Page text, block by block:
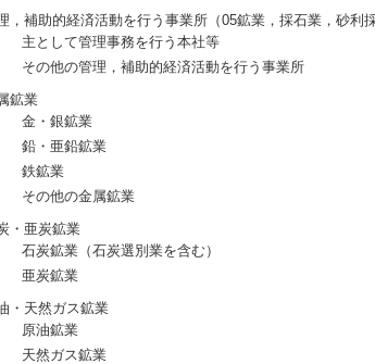
助的経済活動を行う事業所（05鉱業，採石業，砂利採
として管理事務を行う本社等
の他の管理，補助的経済活動を行う事業所
業
金・銀鉱業
鉛・亜鉛鉱業
鉄鉱業
その他の金属鉱業
亜炭鉱業
炭鉱業（石炭選別業を含む）
亜炭鉱業
天然ガス鉱業
原油鉱業
天然ガス鉱業